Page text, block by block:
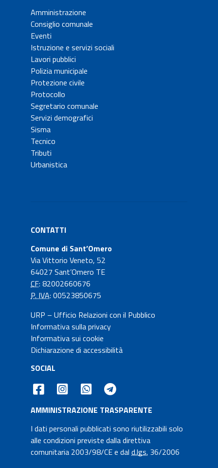
Amministrazione
Consiglio comunale
Eventi
Istruzione e servizi sociali
Lavori pubblici
Polizia municipale
Protezione civile
Protocollo
Segretario comunale
Servizi demografici
Sisma
Tecnico
Tributi
Urbanistica
CONTATTI
Comune di Sant’Omero
Via Vittorio Veneto, 52
64027 Sant’Omero TE
CF: 82002660676
P. IVA: 00523850675
URP – Ufficio Relazioni con il Pubblico
Informativa sulla privacy
Informativa sui cookie
Dichiarazione di accessibilità
SOCIAL
AMMINISTRAZIONE TRASPARENTE
I dati personali pubblicati sono riutilizzabili solo
alle condizioni previste dalla direttiva
comunitaria 2003/98/CE e dal d.lgs. 36/2006